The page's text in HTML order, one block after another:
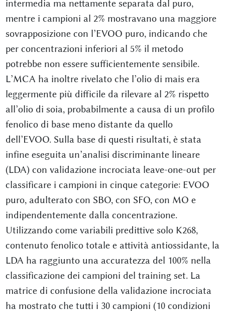
intermedia ma nettamente separata dal puro,
mentre i campioni al 2% mostravano una maggiore
sovrapposizione con l’EVOO puro, indicando che
per concentrazioni inferiori al 5% il metodo
potrebbe non essere sufficientemente sensibile.
L’MCA ha inoltre rivelato che l’olio di mais era
leggermente più difficile da rilevare al 2% rispetto
all’olio di soia, probabilmente a causa di un profilo
fenolico di base meno distante da quello
dell’EVOO. Sulla base di questi risultati, è stata
infine eseguita un’analisi discriminante lineare
(LDA) con validazione incrociata leave-one-out per
classificare i campioni in cinque categorie: EVOO
puro, adulterato con SBO, con SFO, con MO e
indipendentemente dalla concentrazione.
Utilizzando come variabili predittive solo K268,
contenuto fenolico totale e attività antiossidante, la
LDA ha raggiunto una accuratezza del 100% nella
classificazione dei campioni del training set. La
matrice di confusione della validazione incrociata
ha mostrato che tutti i 30 campioni (10 condizioni